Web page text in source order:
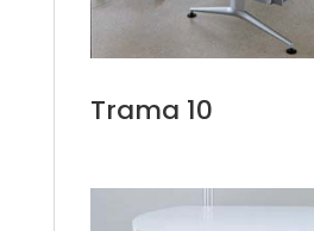
Trama 10